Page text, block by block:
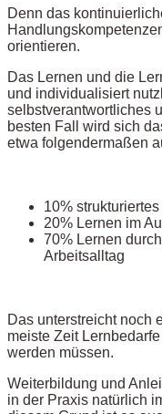
Denn das
orientieren.
Das Lernen und die
und individualisiert
selbstverantwortliches
besten Fall wird sich
etwa folgendermaßen
10%
20% Lernen im
70% Lernen
Arbeitsalltag
Das unterstreicht noch
meiste Zeit
werden müssen.
Weiterbildung und
in der Praxis natürlich